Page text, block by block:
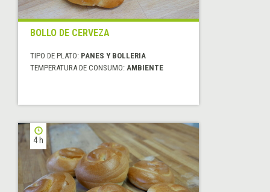
BOLLO DE CERVEZA
TIPO DE PLATO: PANES Y BOLLERIA
TEMPERATURA DE CONSUMO: AMBIENTE
4 h